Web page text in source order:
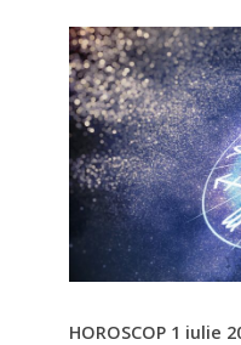
HOROSCOP 1 iulie